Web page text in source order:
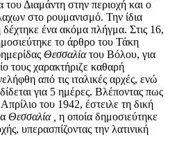
του Διαμάντη στην περιοχή και ο
στο ρουμανισμό. Την ίδια
ένα ακόμα πλήγμα. Στις 16,
το άρθρο του Τάκη
Θεσσαλίατου Βόλου, για
τους χαρακτήριζε καθαρή
από τις ιταλικές αρχές, ενώ
για 5 ημέρες. Βλέποντας πως
του 1942, έστειλε τη δική
Θεσσαλία , η οποία δημοσιεύτηκε
υπερασπίζοντας την λατινική